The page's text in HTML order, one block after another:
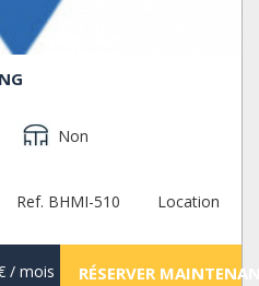
Non
Ref. BHMI-510
Location
/ mois RÉSERVER